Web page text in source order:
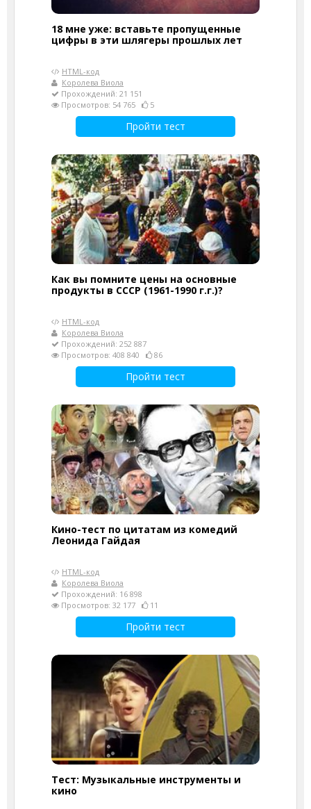
18 мне уже: вставьте пропущенные
цифры в эти шлягеры прошлых лет
HTML-код
Королева Виола
Прохождений: 21 151
Просмотров: 54 765
5
Пройти тест
Как вы помните цены на основные
продукты в СССР (1961-1990 г.г.)?
HTML-код
Королева Виола
Прохождений: 252 887
Просмотров: 408 840
86
Пройти тест
Кино-тест по цитатам из комедий
Леонида Гайдая
HTML-код
Королева Виола
Прохождений: 16 898
Просмотров: 32 177
11
Пройти тест
Тест: Музыкальные инструменты и
кино